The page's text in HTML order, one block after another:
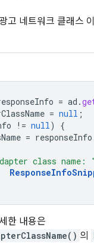
고 네트워크 클래스
= ad .
= null ;
!= null)
{
= responseInfo
class name: "
한 내용은
의